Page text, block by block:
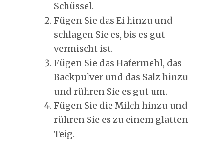
Schüssel.
Fügen Sie das Ei hinzu und
schlagen Sie es, bis es gut
vermischt ist.
Fügen Sie das Hafermehl, das
Backpulver und das Salz hinzu
und rühren Sie es gut um.
Fügen Sie die Milch hinzu und
rühren Sie es zu einem glatten
Teig.